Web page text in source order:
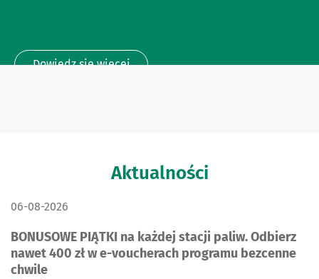
Dowiedz się więcej
Aktualności
DATA PUBLIKACJI:
06-08-2026
BONUSOWE PIĄTKI na każdej stacji paliw. Odbierz
nawet 400 zł w e-voucherach programu bezcenne
chwile